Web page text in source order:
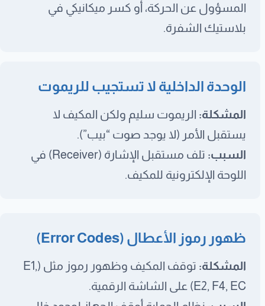
المسؤول عن الحركة، أو كسر ميكانيكي في
بلاستيك الشفرة.
الوحدة الداخلية لا تستجيب للريموت
المشكلة: الريموت سليم ولكن المكيف لا
يستقبل الأمر (لا يوجد صوت “بيب”).
السبب:
تلف مستقبل الإشارة (Receiver) في
اللوحة الإلكترونية للمكيف.
ظهور رموز الأعطال (Error Codes)
المشكلة:
توقف المكيف وظهور رموز مثل (E1,
E2, F4, EC) على الشاشة الرقمية.